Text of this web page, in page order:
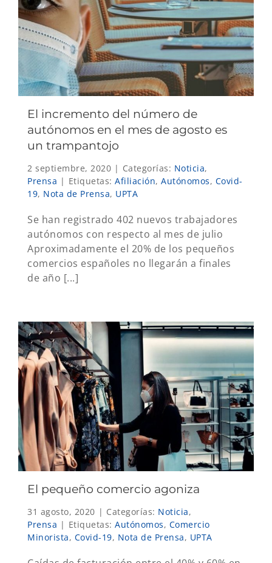
El incremento del número de
autónomos en el mes de agosto es
un trampantojo
2 septiembre, 2020 | Categorías: Noticia,
Prensa | Etiquetas: Afiliación, Autónomos, Covid-
19, Nota de Prensa, UPTA
Se han registrado 402 nuevos trabajadores
autónomos con respecto al mes de julio
Aproximadamente el 20% de los pequeños
comercios españoles no llegarán a finales
de año [...]
El pequeño comercio agoniza
31 agosto, 2020 | Categorías: Noticia,
Prensa | Etiquetas: Autónomos, Comercio
Minorista, Covid-19, Nota de Prensa, UPTA